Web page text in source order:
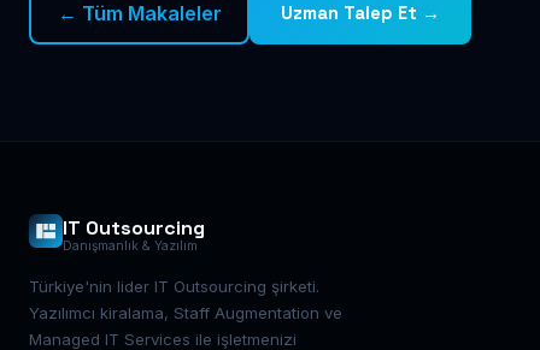
← Tüm Makaleler Uzman Talep Et →
IT Outsourcing
Danışmanlık & Yazılım
Türkiye'nin lider IT Outsourcing şirketi.
Yazılımcı kiralama, Staff Augmentation ve
Managed IT Services ile işletmenizi